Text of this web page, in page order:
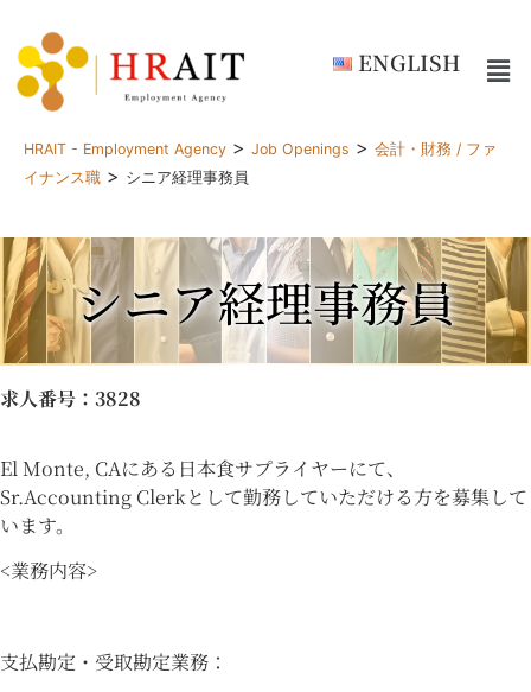
ENGLISH
HRAIT - Employment Agency > Job Openings > 会計・財務 / ファ
イナンス職 > シニア経理事務員
シニア経理事務員
求人番号 ：3828
El Monte, CAにある日本食サプライヤーにて、
Sr.Accounting Clerkとして勤務していただける方を募集して
います。
<業務内容>
支払勘定・受取勘定業務：